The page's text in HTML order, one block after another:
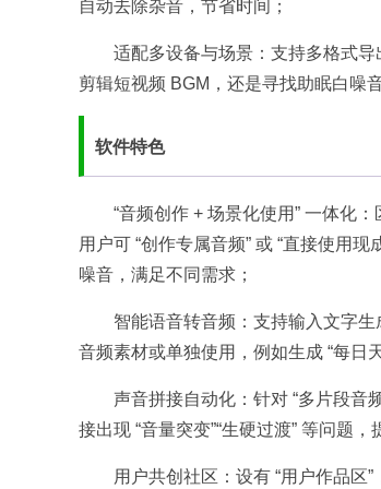
自动去除杂音，节省时间；​
适配多设备与场景：支持多格式
剪辑短视频 BGM，还是寻找助眠白噪
软件特色​
“音频创作 + 场景化使用” 一体化
用户可 “创作专属音频” 或 “直接使用
噪音，满足不同需求；​
智能语音转音频：支持输入文字
音频素材或单独使用，例如生成 “每日
声音拼接自动化：针对 “多片段音
接出现 “音量突变”“生硬过渡” 等问题，
用户共创社区：设有 “用户作品区